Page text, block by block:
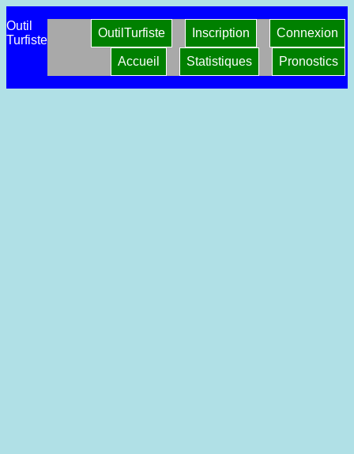
Outil
Turfiste
Connexion
Inscription
OutilTurfiste
Pronostics
Statistiques
Accueil